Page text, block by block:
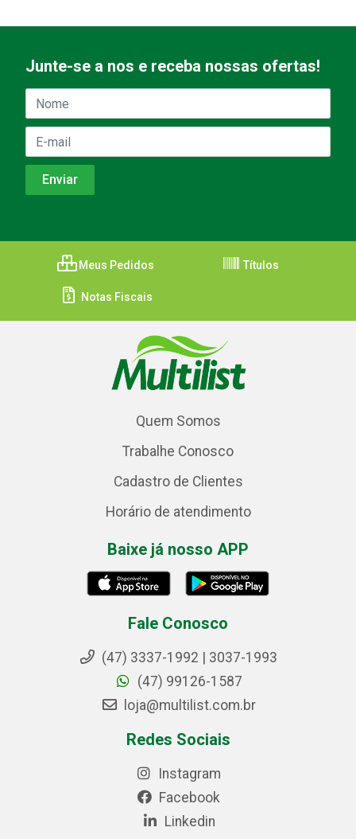
Junte-se a nos e receba nossas ofertas!
Meus Pedidos Títulos
Notas Fiscais
Quem Somos
Trabalhe Conosco
Cadastro de Clientes
Horário de atendimento
Baixe já nosso APP
Fale Conosco
(47) 3337-1992 | 3037-1993
(47) 99126-1587
loja@multilist.com.br
Redes Sociais
Instagram
Facebook
Linkedin